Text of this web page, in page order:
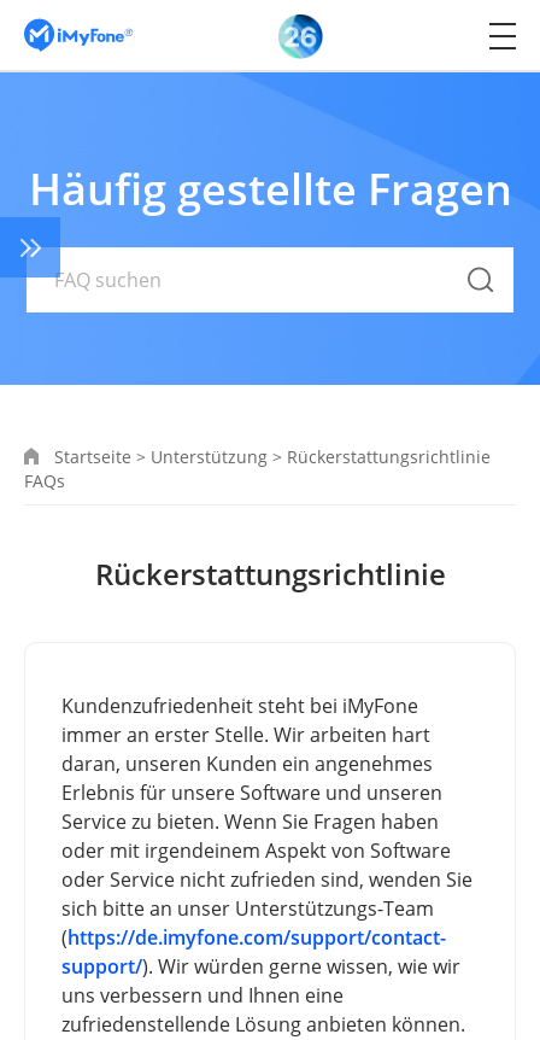
Häufig gestellte Fragen
Startseite > Unterstützung > Rückerstattungsrichtlinie
FAQs
Rückerstattungsrichtlinie
Kundenzufriedenheit steht bei iMyFone
immer an erster Stelle. Wir arbeiten hart
daran, unseren Kunden ein angenehmes
Erlebnis für unsere Software und unseren
Service zu bieten. Wenn Sie Fragen haben
oder mit irgendeinem Aspekt von Software
oder Service nicht zufrieden sind, wenden Sie
sich bitte an unser Unterstützungs-Team
(https://de.imyfone.com/support/contact-
support/). Wir würden gerne wissen, wie wir
uns verbessern und Ihnen eine
zufriedenstellende Lösung anbieten können.